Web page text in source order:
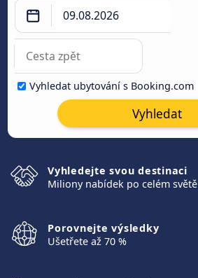
Vyhledat ubytování s Booking.com
Vyhledat
Vyhledejte svou destinaci
Miliony nabídek po celém světě
Porovnejte výsledky
Ušetřete až 70 %